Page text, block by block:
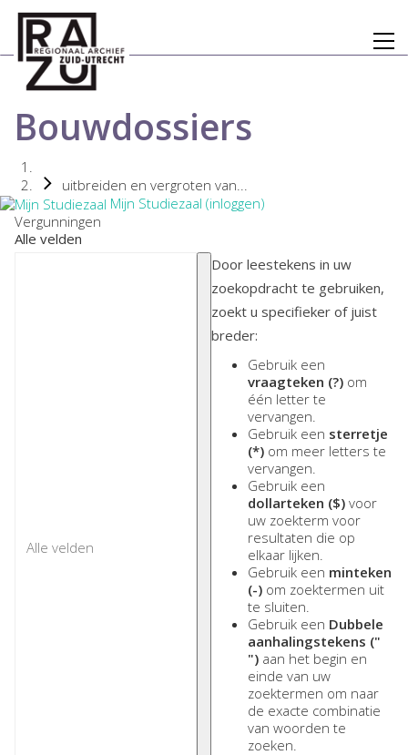
Bouwdossiers
uitbreiden en vergroten van...
Mijn Studiezaal (inloggen)
Vergunningen
Alle velden
Door leestekens in uw
zoekopdracht te gebruiken,
zoekt u specifieker of juist
breder:
Gebruik een
vraagteken (?) om
één letter te
vervangen.
Gebruik een sterretje
(*) om meer letters te
vervangen.
Gebruik een
dollarteken ($) voor
uw zoekterm voor
resultaten die op
elkaar lijken.
Gebruik een minteken
(-) om zoektermen uit
te sluiten.
Gebruik een Dubbele
aanhalingstekens ("
") aan het begin en
einde van uw
zoektermen om naar
de exacte combinatie
van woorden te
zoeken.